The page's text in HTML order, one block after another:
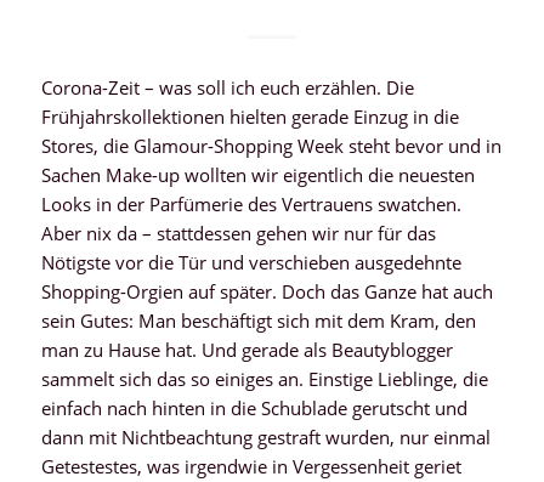
Corona-Zeit – was soll ich euch erzählen. Die
Frühjahrskollektionen hielten gerade Einzug in die
Stores, die Glamour-Shopping Week steht bevor und in
Sachen Make-up wollten wir eigentlich die neuesten
Looks in der Parfümerie des Vertrauens swatchen.
Aber nix da – stattdessen gehen wir nur für das
Nötigste vor die Tür und verschieben ausgedehnte
Shopping-Orgien auf später. Doch das Ganze hat auch
sein Gutes: Man beschäftigt sich mit dem Kram, den
man zu Hause hat. Und gerade als Beautyblogger
sammelt sich das so einiges an. Einstige Lieblinge, die
einfach nach hinten in die Schublade gerutscht und
dann mit Nichtbeachtung gestraft wurden, nur einmal
Getestestes, was irgendwie in Vergessenheit geriet